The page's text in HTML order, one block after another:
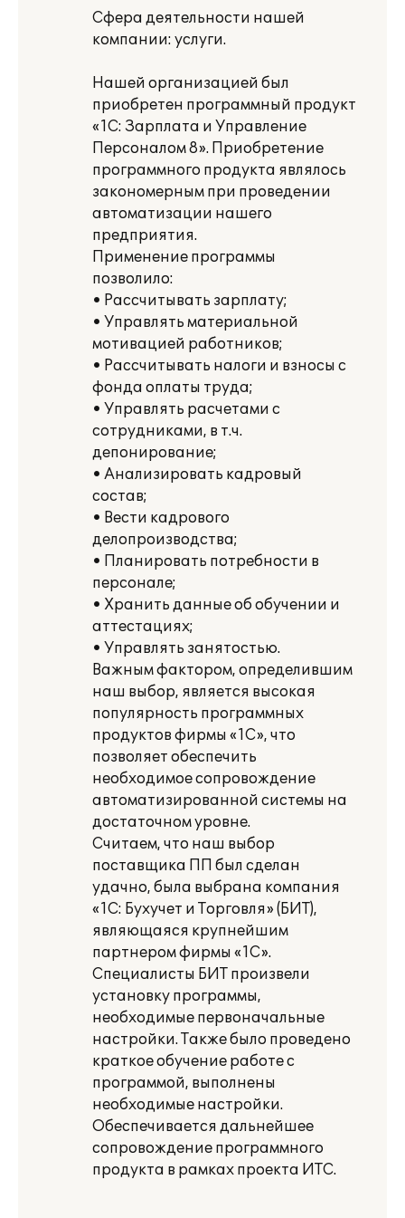
Сфера деятельности нашей
компании: услуги.
Нашей организацией был
приобретен программный продукт
«1С: Зарплата и Управление
Персоналом 8». Приобретение
программного продукта являлось
закономерным при проведении
автоматизации нашего
предприятия.
Применение программы
позволило:
• Рассчитывать зарплату;
• Управлять материальной
мотивацией работников;
• Рассчитывать налоги и взносы с
фонда оплаты труда;
• Управлять расчетами с
сотрудниками, в т.ч.
депонирование;
• Анализировать кадровый
состав;
• Вести кадрового
делопроизводства;
• Планировать потребности в
персонале;
• Хранить данные об обучении и
аттестациях;
• Управлять занятостью.
Важным фактором, определившим
наш выбор, является высокая
популярность программных
продуктов фирмы «1С», что
позволяет обеспечить
необходимое сопровождение
автоматизированной системы на
достаточном уровне.
Считаем, что наш выбор
поставщика ПП был сделан
удачно, была выбрана компания
«1С: Бухучет и Торговля» (БИТ),
являющаяся крупнейшим
партнером фирмы «1С».
Специалисты БИТ произвели
установку программы,
необходимые первоначальные
настройки. Также было проведено
краткое обучение работе с
программой, выполнены
необходимые настройки.
Обеспечивается дальнейшее
сопровождение программного
продукта в рамках проекта ИТС.